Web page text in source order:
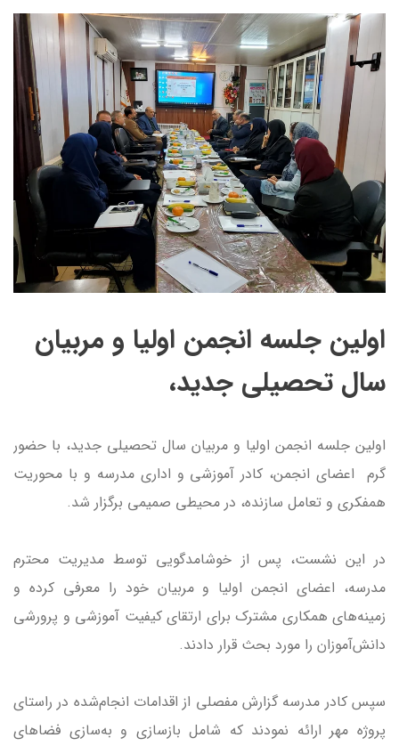
اولین جلسه انجمن اولیا و مربیان
سال تحصیلی جدید،
اولین جلسه انجمن اولیا و مربیان سال تحصیلی جدید، با حضور
گرم اعضای انجمن، کادر آموزشی و اداری مدرسه و با محوریت
همفکری و تعامل سازنده، در محیطی صمیمی برگزار شد.
در این نشست، پس از خوشامدگویی توسط مدیریت محترم
مدرسه، اعضای انجمن اولیا و مربیان خود را معرفی کرده و
زمینه‌های همکاری مشترک برای ارتقای کیفیت آموزشی و پرورشی
دانش‌آموزان را مورد بحث قرار دادند.
سپس کادر مدرسه گزارش مفصلی از اقدامات انجام‌شده در راستای
پروژه مهر ارائه نمودند که شامل بازسازی و به‌سازی فضاهای